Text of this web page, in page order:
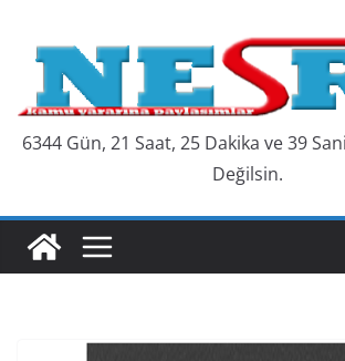
content
6344 Gün, 21 Saat, 25 Dakika ve 40
Değilsin.